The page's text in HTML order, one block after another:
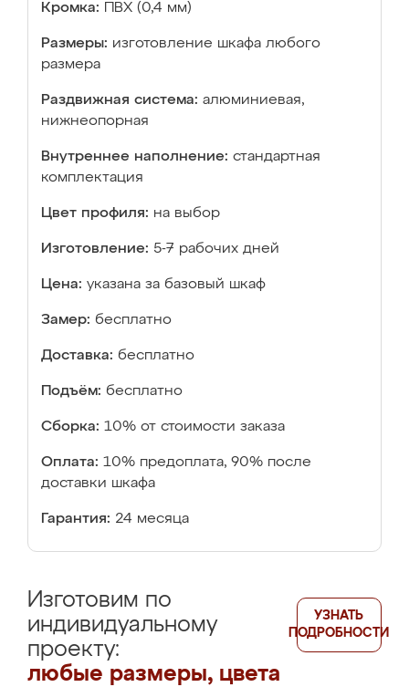
Кромка: ПВХ (0,4 мм)
Размеры: изготовление шкафа любого
размера
Раздвижная система: алюминиевая,
нижнеопорная
Внутреннее наполнение: стандартная
комплектация
Цвет профиля: на выбор
Изготовление: 5-7 рабочих дней
Цена: указана за базовый шкаф
Замер: бесплатно
Доставка: бесплатно
Подъём: бесплатно
Сборка: 10% от стоимости заказа
Оплата: 10% предоплата, 90% после
доставки шкафа
Гарантия: 24 месяца
Изготовим по
индивидуальному
проекту:
любые размеры, цвета
УЗНАТЬ
ПОДРОБНОСТИ